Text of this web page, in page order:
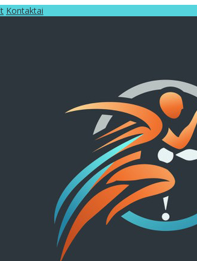
Kontaktai